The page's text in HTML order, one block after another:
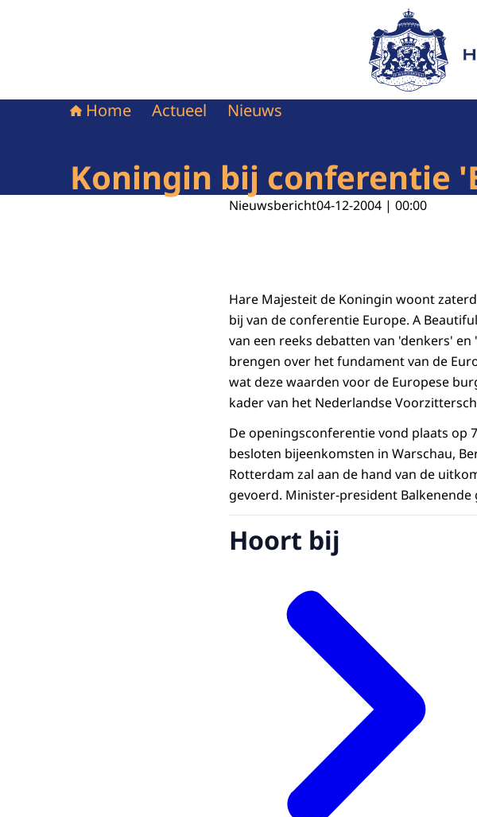
Naar de
Home Actueel Nieuws
Koningin bij conferentie
Nieuwsbericht04-12-2004 | 00:00
Hare Majesteit de Koningin woont
bij van de conferentie Europe. A
van een reeks debatten van 'denkers'
brengen over het fundament van de
wat deze waarden voor de Europese
kader van het Nederlandse
De openingsconferentie vond plaats op
besloten bijeenkomsten in Warschau,
Rotterdam zal aan de hand van de
gevoerd. Minister-president
Hoort bij